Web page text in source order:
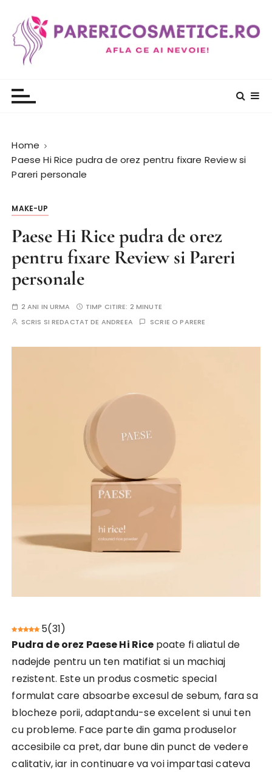
Home
Paese Hi Rice pudra de orez pentru fixare Review si
Pareri personale
MAKE-UP
Paese Hi Rice pudra de orez
pentru fixare Review si Pareri
personale
2 ANI IN URMA TIMP CITIRE: 2 MINUTE
SCRIS SI REDACTAT DE ANDREEA SCRIE O PARERE
5(31)
Pudra de orez Paese Hi Rice poate fi aliatul de
nadejde pentru un ten matifiat si un machiaj
rezistent. Este un produs cosmetic special
formulat care absoarbe excesul de sebum, fara sa
blocheze porii, adaptandu-se excelent si unui ten
cu probleme. Face parte din gama produselor
accesibile ca pret, dar bune din punct de vedere
calitativ, iar in continuare va voi impartasi cateva